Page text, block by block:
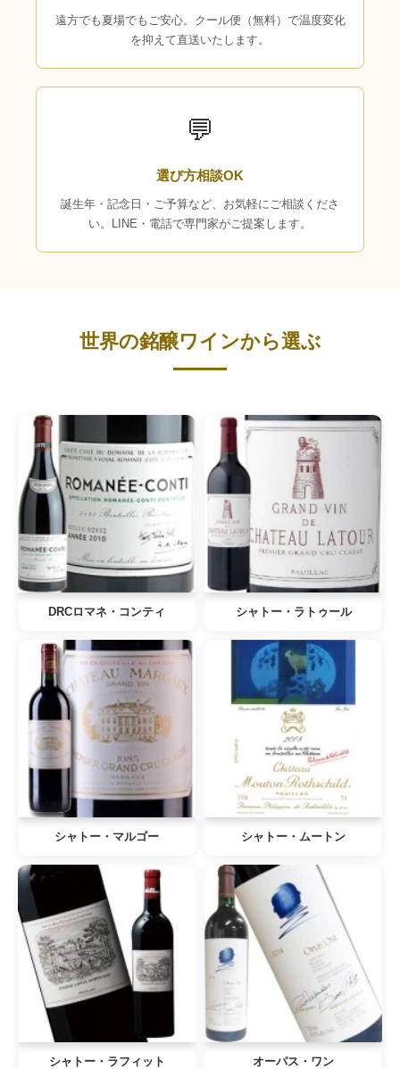
遠方でも夏場でもご安心。クール便（無料）で温度変化
を抑えて直送いたします。
💬
選び方相談OK
誕生年・記念日・ご予算など、お気軽にご相談くださ
い。LINE・電話で専門家がご提案します。
世界の銘醸ワインから選ぶ
DRCロマネ・コンティ シャトー・ラトゥール
シャトー・マルゴー シャトー・ムートン
シャトー・ラフィット オーパス・ワン